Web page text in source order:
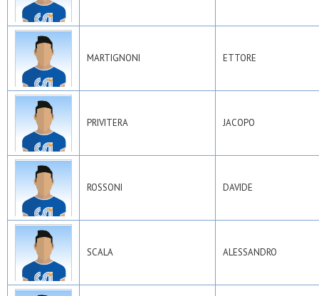
MARTIGNONI ETTORE
PRIVITERA JACOPO
ROSSONI DAVIDE
SCALA ALESSANDRO